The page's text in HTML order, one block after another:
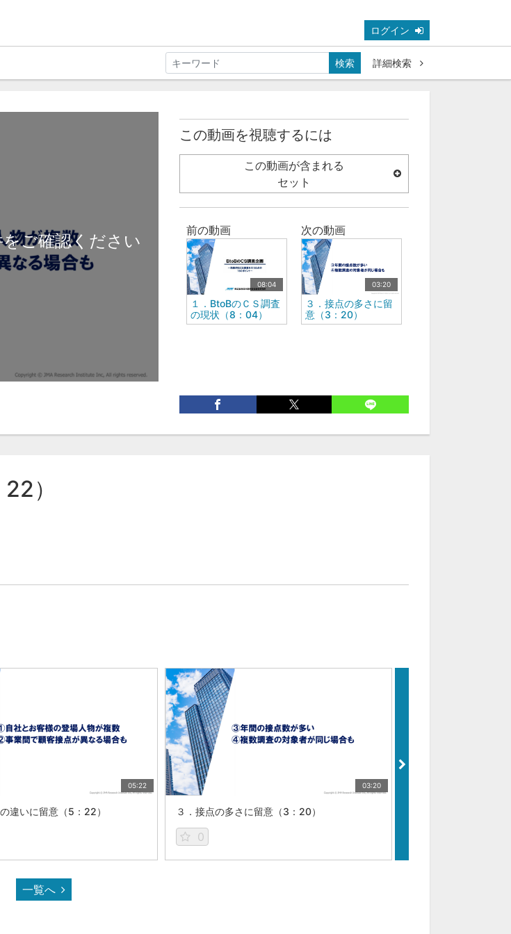
ログイン
検索
詳細検索
ご確認ください
この動画を視聴するには
この動画が含まれる
セット
前の動画
08:04
１．BtoBのＣＳ調査
の現状（8：04）
次の動画
03:20
３．接点の多さに留
意（3：20）
）
05:22
違いに留意（5：22）
03:20
３．接点の多さに留意（3：20）
0
一覧へ